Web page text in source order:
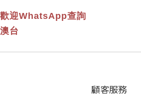
迎WhatsApp查詢
台
顧客服務